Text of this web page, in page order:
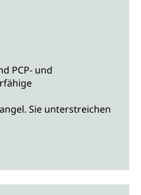
PCP- und
Sie unterstreichen